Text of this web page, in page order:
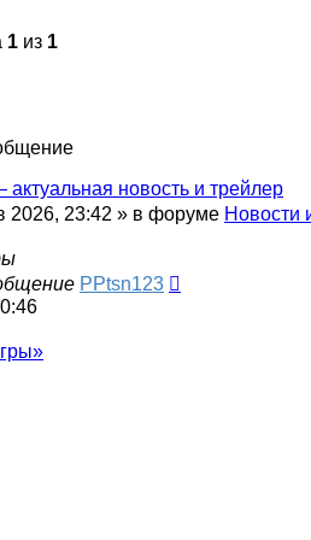
1 из 1
новость и трейлер
2026, 23:42 » в форуме Новости
PPtsn123